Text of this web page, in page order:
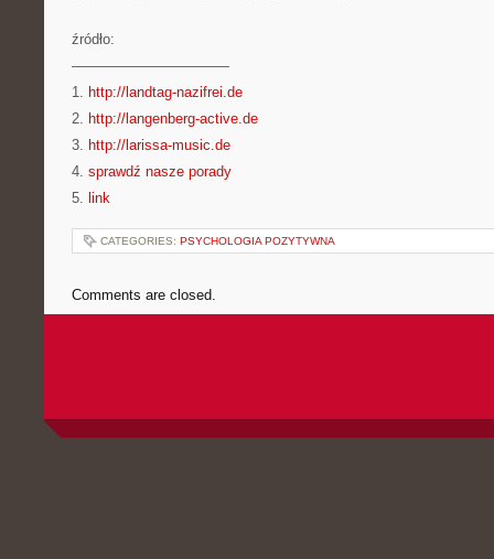
źródło:
———————————
1. http://landtag-nazifrei.de
2. http://langenberg-active.de
3. http://larissa-music.de
4. sprawdź nasze porady
5. link
CATEGORIES: PSYCHOLOGIA POZYTYWNA
Comments are closed.